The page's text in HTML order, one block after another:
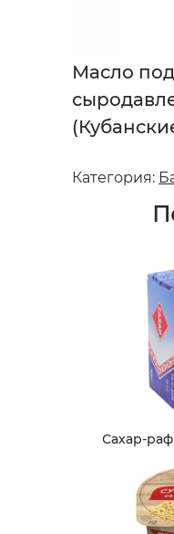
Масло
Категория:
Сахар-